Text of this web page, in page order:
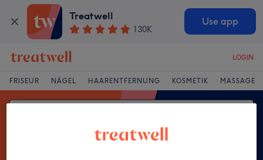
Treatwell
130K
Use app
LOGIN
FRISEUR NÄGEL HAARENTFERNUNG KOSMETIK MASSAGE